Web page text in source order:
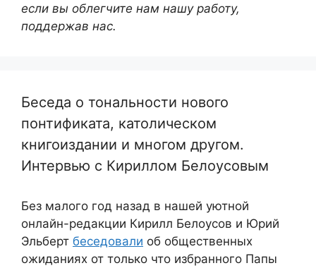
если вы облегчите нам нашу работу,
поддержав нас.
Беседа о тональности нового
понтификата, католическом
книгоиздании и многом другом.
Интервью с Кириллом Белоусовым
Без малого год назад в нашей уютной
онлайн-редакции Кирилл Белоусов и Юрий
Эльберт беседовали об общественных
ожиданиях от только что избранного Папы